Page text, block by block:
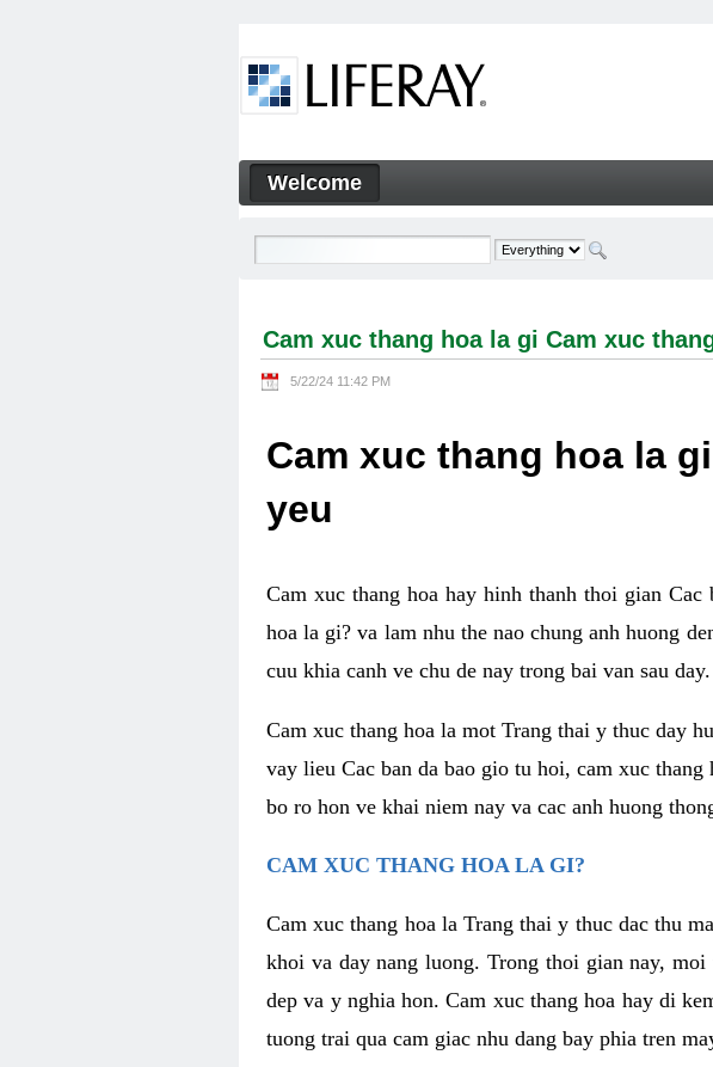
Cam xuc thang hoa la gi Cam xuc thang hoa
Navigation
Welcome
Cam xuc thang hoa la gi Cam xuc
5/22/24 11:42 PM
Cam xuc thang hoa la
yeu
Cam xuc thang hoa hay hinh thanh thoi gian
hoa la gi? va lam nhu the nao chung anh huong
cuu khia canh ve chu de nay trong bai van sau day.
Cam xuc thang hoa la mot Trang thai y thuc day
vay lieu Cac ban da bao gio tu hoi, cam xuc thang
bo ro hon ve khai niem nay va cac anh huong
CAM XUC THANG HOA LA GI?
Cam xuc thang hoa la Trang thai y thuc dac thu
khoi va day nang luong. Trong thoi gian nay,
dep va y nghia hon. Cam xuc thang hoa hay di
tuong trai qua cam giac nhu dang bay phia tren